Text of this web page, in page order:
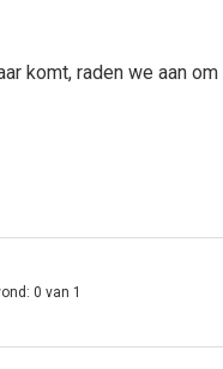
komt, raden we aan
0 van 1